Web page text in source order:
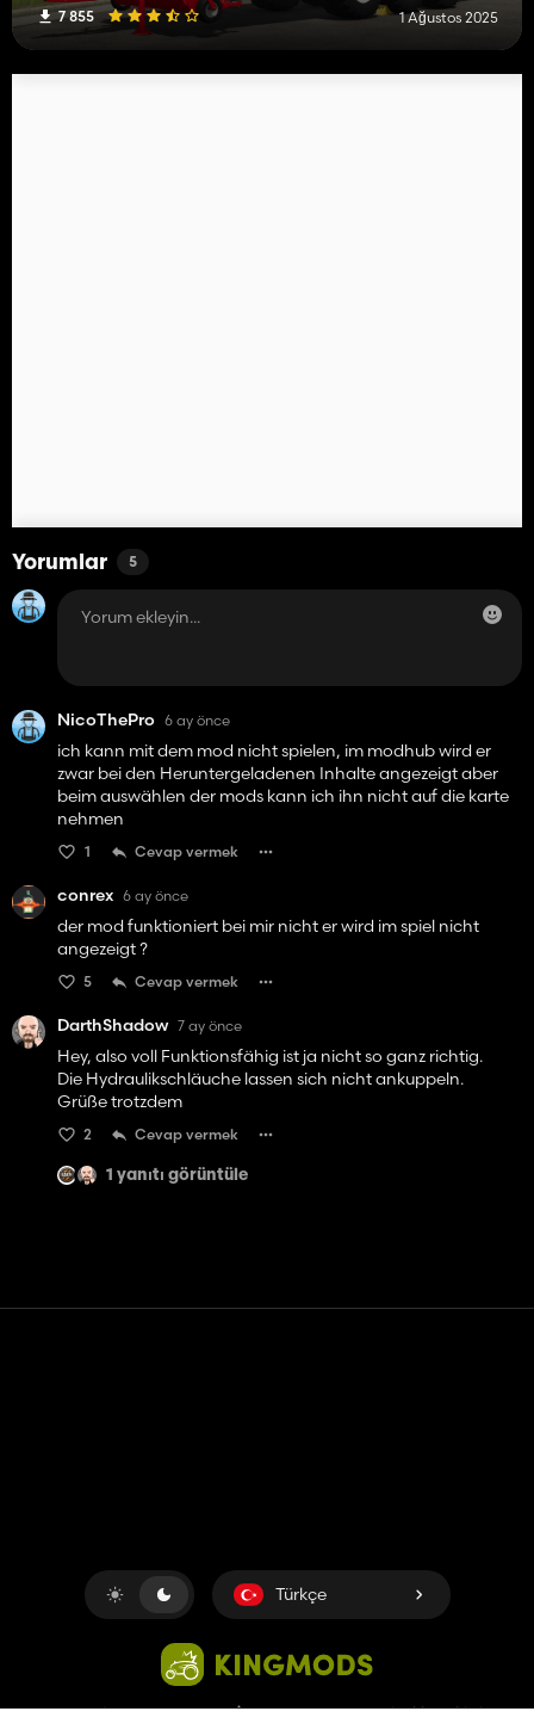
7 855 1 Ağustos 2025
Yorumlar 5
NicoThePro 6 ay önce
ich kann mit dem mod nicht spielen, im modhub wird er
zwar bei den Heruntergeladenen Inhalte angezeigt aber
beim auswählen der mods kann ich ihn nicht auf die karte
nehmen
1 Cevap vermek
conrex 6 ay önce
der mod funktioniert bei mir nicht er wird im spiel nicht
angezeigt ?
5 Cevap vermek
DarthShadow 7 ay önce
Hey, also voll Funktionsfähig ist ja nicht so ganz richtig.
Die Hydraulikschläuche lassen sich nicht ankuppeln.
Grüße trotzdem
2 Cevap vermek
1 yanıtı görüntüle
Türkçe